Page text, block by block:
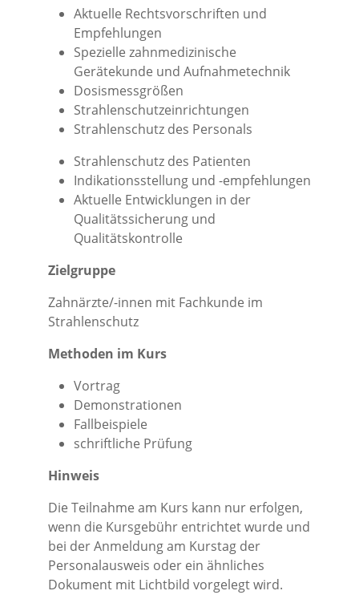
Aktuelle Rechtsvorschriften und
Empfehlungen
Spezielle zahnmedizinische
Gerätekunde und Aufnahmetechnik
Dosismessgrößen
Strahlenschutzeinrichtungen
Strahlenschutz des Personals
Strahlenschutz des Patienten
Indikationsstellung und -empfehlungen
Aktuelle Entwicklungen in der
Qualitätssicherung und
Qualitätskontrolle
Zielgruppe
Zahnärzte/-innen mit Fachkunde im
Strahlenschutz
Methoden im Kurs
Vortrag
Demonstrationen
Fallbeispiele
schriftliche Prüfung
Hinweis
Die Teilnahme am Kurs kann nur erfolgen,
wenn die Kursgebühr entrichtet wurde und
bei der Anmeldung am Kurstag der
Personalausweis oder ein ähnliches
Dokument mit Lichtbild vorgelegt wird.